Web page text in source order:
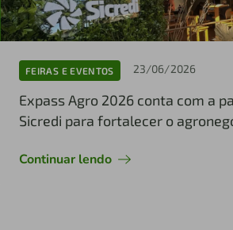
FEIRAS E EVENTOS 23/06/2026
Expass Agro 2026 conta com a
Sicredi para fortalecer o
Continuar lendo